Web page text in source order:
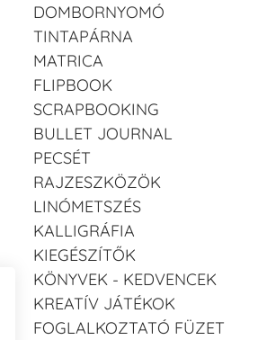
DOMBORNYOMÓ
TINTAPÁRNA
MATRICA
FLIPBOOK
SCRAPBOOKING
BULLET JOURNAL
PECSÉT
RAJZESZKÖZÖK
LINÓMETSZÉS
KALLIGRÁFIA
KIEGÉSZÍTŐK
KÖNYVEK - KEDVENCEK
KREATÍV JÁTÉKOK
FOGLALKOZTATÓ FÜZET